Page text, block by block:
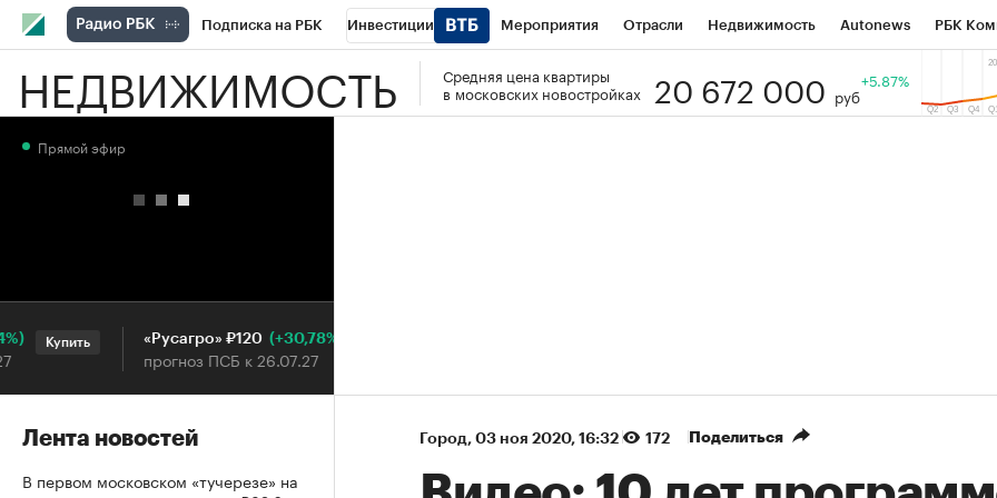
Подписка на РБК Инвестиции Мероприятия Отрасли Недвижимость Autonews РБК
РБК Вино Спорт Школа управления РБК РБК Образование Тренды
НЕДВИЖИМОСТЬ
Средняя цена квартиры
в московских новостройках
20 672 000 руб
+5.87%
Город⁠, 03 ноя 2020, 16:32 172 Поделиться
Прямой эфир
Купить «Русагро» ₽120 (+30,78%)
прогноз ПСБ к 26.07.27
Лента новостей
В первом московском «тучерезе» на